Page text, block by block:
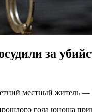
за
местный житель
года юноша